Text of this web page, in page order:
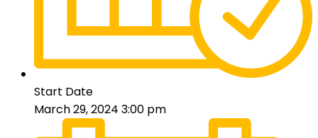
Start Date
March 29, 2024 3:00 pm